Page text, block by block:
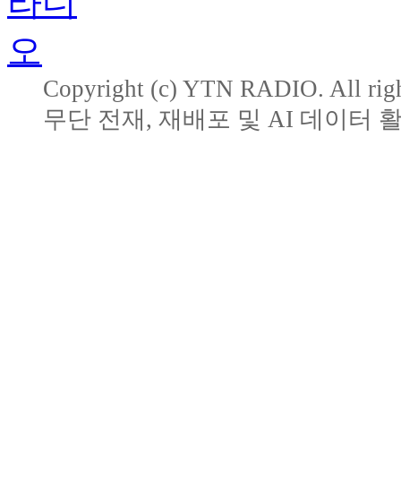
Copyright (c) YTN RADIO. All
무단 전재, 재배포 및 AI 데이터